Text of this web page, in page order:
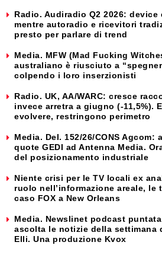
Radio. Audiradio Q2 2026:
mentre autoradio e ricevitori
presto per parlare di trend
Media. MFW (Mad Fucking
australiano è riusciuto a
colpendo i loro inserzionisti
Radio. UK, AA/WARC: cresce
invece arretra a giugno (-11,5%).
evolvere, restringono perimetro
Media. Del. 152/26/CONS
quote GEDI ad Antenna Media.
del posizionamento industriale
Niente crisi per le TV locali ex
ruolo nell’informazione areale,
caso FOX a New Orleans
Media. Newslinet podcast
ascolta le notizie della settimana
Elli. Una produzione Kvox